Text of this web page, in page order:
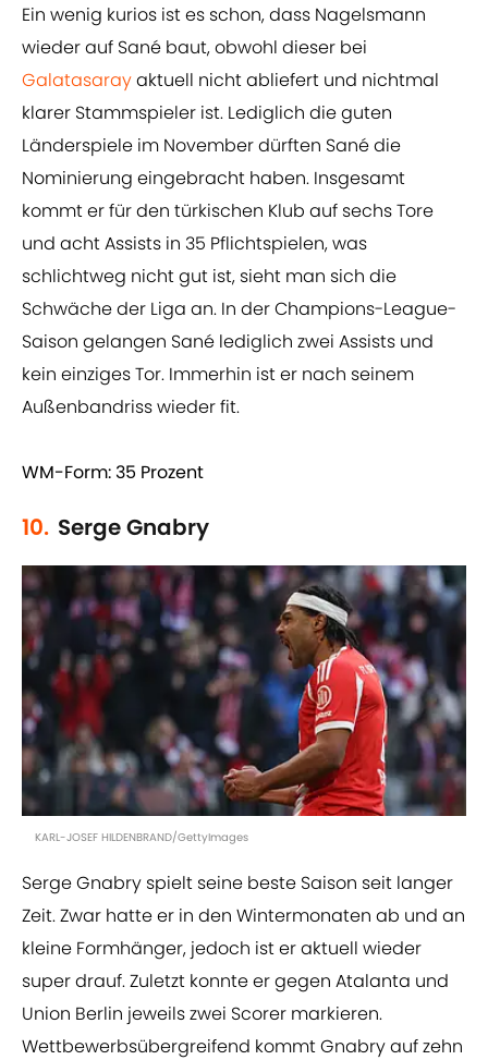
Ein wenig kurios ist es schon, dass Nagelsmann
wieder auf Sané baut, obwohl dieser bei
Galatasarayaktuell nicht abliefert und nichtmal
klarer Stammspieler ist. Lediglich die guten
Länderspiele im November dürften Sané die
Nominierung eingebracht haben. Insgesamt
kommt er für den türkischen Klub auf sechs Tore
und acht Assists in 35 Pflichtspielen, was
schlichtweg nicht gut ist, sieht man sich die
Schwäche der Liga an. In der Champions-League-
Saison gelangen Sané lediglich zwei Assists und
kein einziges Tor. Immerhin ist er nach seinem
Außenbandriss wieder fit.
WM-Form: 35 Prozent
10. Serge Gnabry
KARL-JOSEF HILDENBRAND/GettyImages
Serge Gnabry spielt seine beste Saison seit langer
Zeit. Zwar hatte er in den Wintermonaten ab und an
kleine Formhänger, jedoch ist er aktuell wieder
super drauf. Zuletzt konnte er gegen Atalanta und
Union Berlin jeweils zwei Scorer markieren.
Wettbewerbsübergreifend kommt Gnabry auf zehn